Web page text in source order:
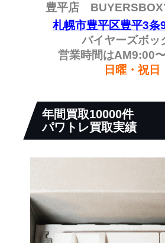
豊平店 BUYERSBOX
札幌市豊平区豊平3条
バイヤーズボッ
営業時間はAM9:00
日曜・祝日
年間買取10000件
パワトレ買取実績